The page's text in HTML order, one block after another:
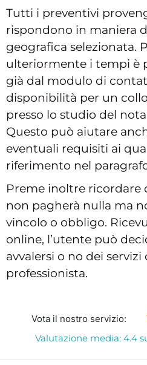
Tutti i preventivi
rispondono in maniera
geografica selezionata.
ulteriormente i tempi è
già dal modulo di
disponibilità per un
presso lo studio del
Questo può aiutare
eventuali requisiti ai
riferimento nel
Preme inoltre ricordare
non pagherà nulla ma
vincolo o obbligo.
online, l’utente può
avvalersi o no dei servizi
professionista.
Vota il nostro servizio:
Valutazione media: 4.4